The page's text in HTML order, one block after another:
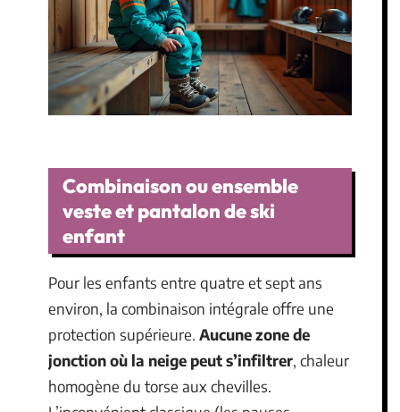
Combinaison ou ensemble
veste et pantalon de ski
enfant
Pour les enfants entre quatre et sept ans
environ, la combinaison intégrale offre une
protection supérieure. Aucune zone de
jonction où la neige peut s’infiltrer, chaleur
homogène du torse aux chevilles.